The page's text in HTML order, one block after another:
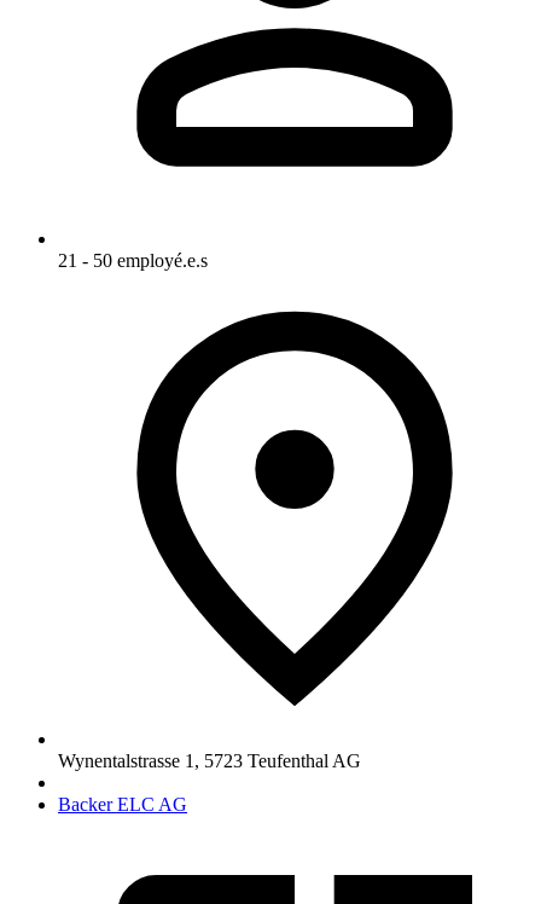
21 - 50 employé.e.s
Wynentalstrasse 1 , 5723 Teufenthal AG
Backer ELC AG